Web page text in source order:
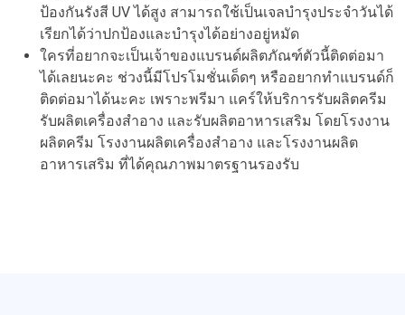
ป้องกันรังสี UV ได้สูง สามารถใช้เป็นเจลบำรุงประจำวันได้
เรียกได้ว่าปกป้องและบำรุงได้อย่างอยู่หมัด
ใครที่อยากจะเป็นเจ้าของแบรนด์ผลิตภัณฑ์ตัวนี้ติดต่อมา
ได้เลยนะคะ ช่วงนี้มีโปรโมชั่นเด็ดๆ หรืออยากทำแบรนด์ก็
ติดต่อมาได้นะคะ เพราะพรีมา แคร์ให้บริการรับผลิตครีม
รับผลิตเครื่องสำอาง และรับผลิตอาหารเสริม โดยโรงงาน
ผลิตครีม โรงงานผลิตเครื่องสำอาง และโรงงานผลิต
อาหารเสริม ที่ได้คุณภาพมาตรฐานรองรับ